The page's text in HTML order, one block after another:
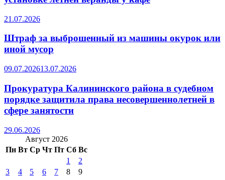
21.07.2026
Штраф за выброшенный из машины окурок или
иной мусор
09.07.202613.07.2026
Прокуратура Калининского района в судебном
порядке защитила права несовершеннолетней в
сфере занятости
29.06.2026
Август 2026
Пн Вт Ср Чт Пт Сб Вс
1
2
3
4 5 6 7 8
9